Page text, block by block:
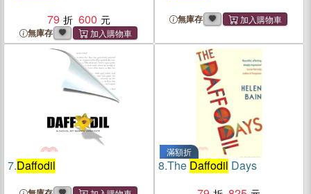
79
600
無庫存
無庫存
7.Daffodil
滿額折
8.The Daffodil Days